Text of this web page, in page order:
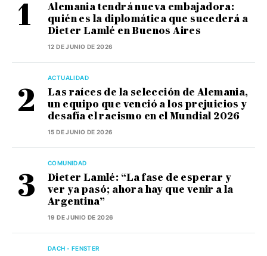
Alemania tendrá nueva embajadora:
quién es la diplomática que sucederá a
Dieter Lamlé en Buenos Aires
12 DE JUNIO DE 2026
ACTUALIDAD
Las raíces de la selección de Alemania,
un equipo que venció a los prejuicios y
desafía el racismo en el Mundial 2026
15 DE JUNIO DE 2026
COMUNIDAD
Dieter Lamlé: “La fase de esperar y
ver ya pasó; ahora hay que venir a la
Argentina”
19 DE JUNIO DE 2026
DACH - FENSTER